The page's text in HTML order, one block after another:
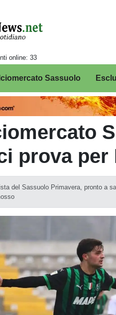
online: 33
Sassuolo
prova per
del Sassuolo Primavera, pronto a